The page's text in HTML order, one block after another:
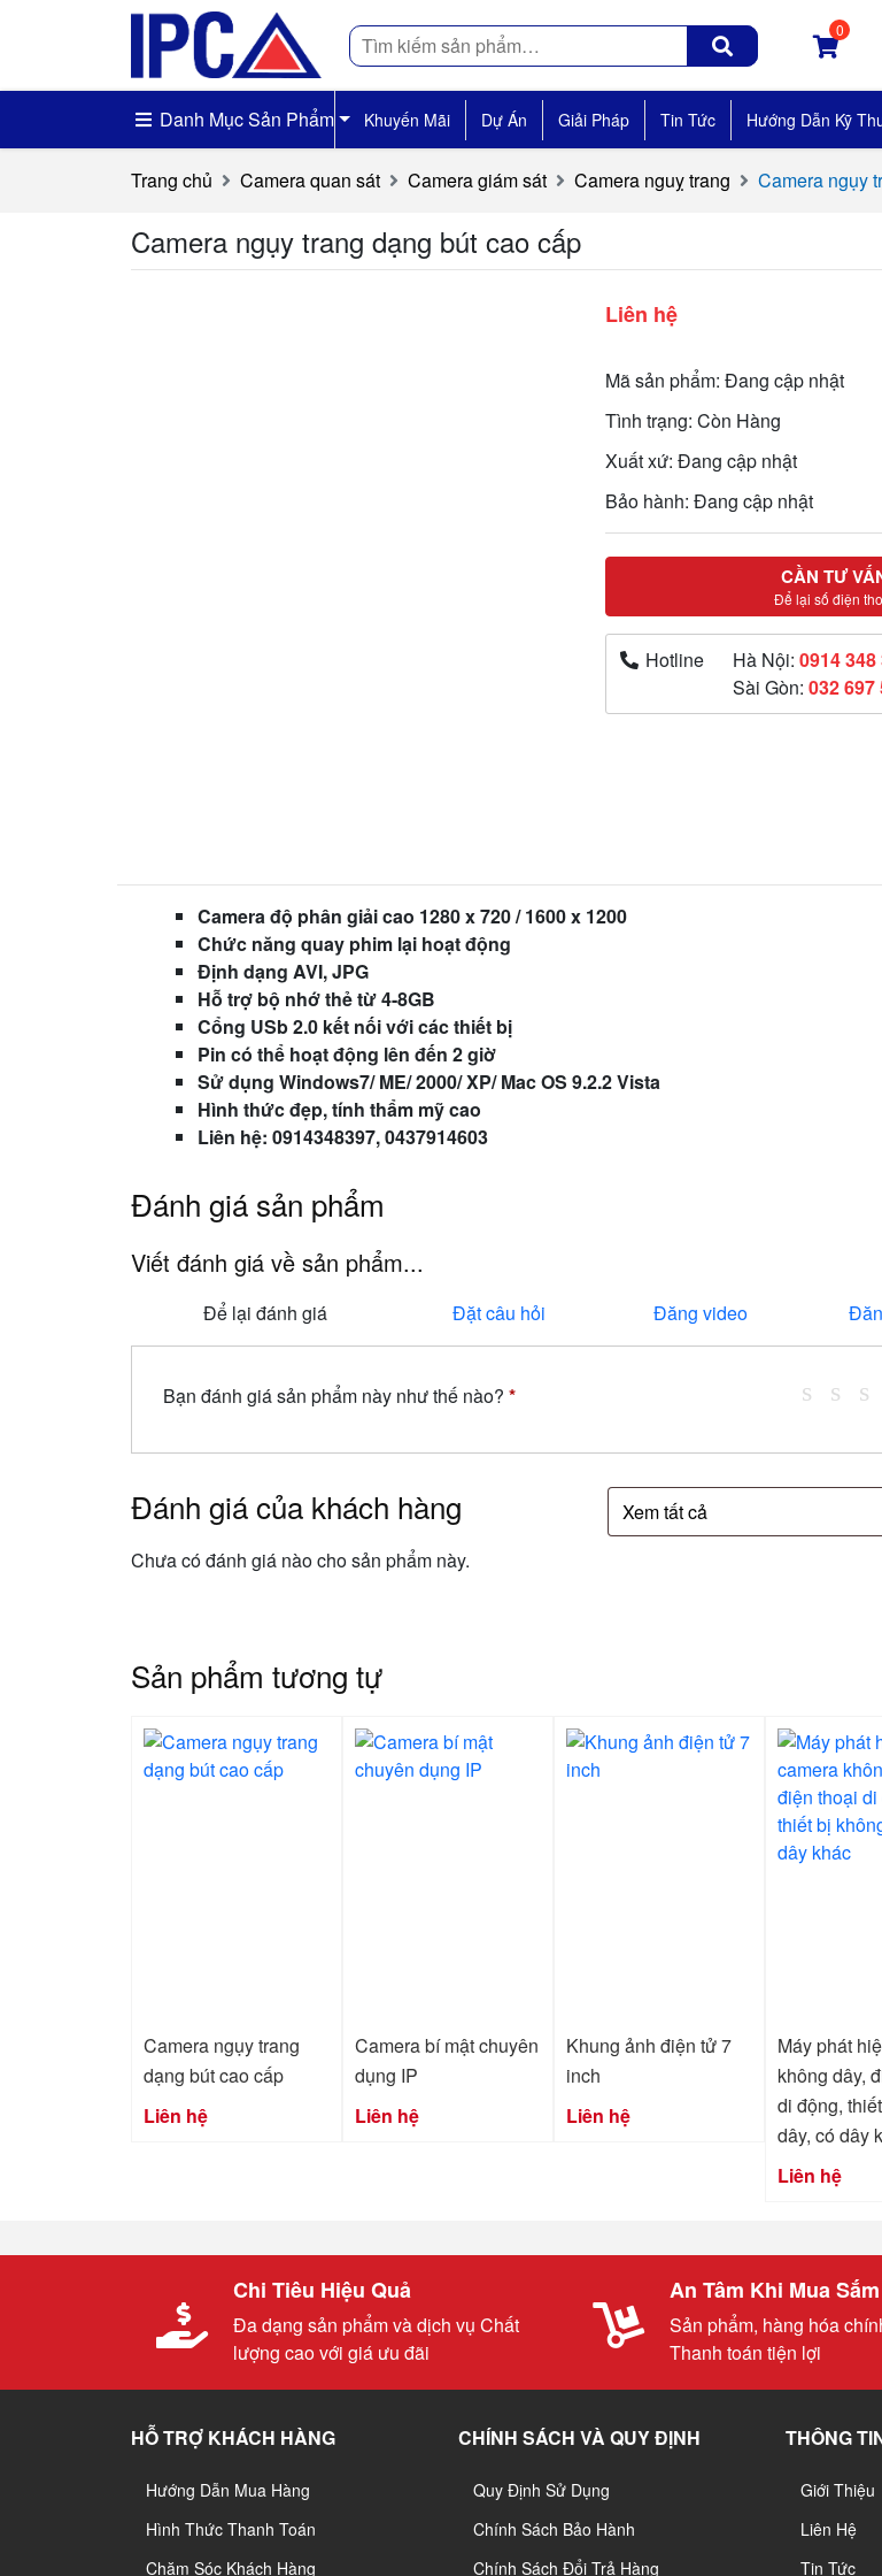
Tìm
kiếm
0
Danh Mục Sản Phẩm Khuyến Mãi Dự Án Giải Pháp Tin Tức Hướng Dẫn Kỹ
Trang chủ Camera quan sát Camera giám sát Camera nguỵ trang Camera ngụy
Camera ngụy trang dạng bút cao cấp
Liên hệ
Mã sản phẩm: Đang cập nhật
Tình trạng: Còn Hàng
Xuất xứ: Đang cập nhật
Bảo hành: Đang cập nhật
CẦN TƯ
Để lại số điện
Hotline Hà Nội:0914 348
Sài Gòn:032 697
Camera độ phân giải cao 1280 x 720 / 1600 x 1200
Chức năng quay phim lại hoạt động
Định dạng AVI, JPG
Hỗ trợ bộ nhớ thẻ từ 4-8GB
Cổng USb 2.0 kết nối với các thiết bị
Pin có thể hoạt động lên đến 2 giờ
Sử dụng Windows7/ ME/ 2000/ XP/ Mac OS 9.2.2 Vista
Hình thức đẹp, tính thẩm mỹ cao
Liên hệ: 0914348397, 0437914603
Đánh giá sản phẩm
Viết đánh giá về sản phẩm...
Để lại đánh giá Đặt câu hỏi Đăng video
Bạn đánh giá sản phẩm này như thế nào? *
Đánh giá của khách hàng
Chưa có đánh giá nào cho sản phẩm này.
Sản phẩm tương tự
Camera ngụy trang
dạng bút cao cấp
Liên hệ
Camera bí mật chuyên
dụng IP
Liên hệ
Khung ảnh điện tử 7
inch
Liên hệ
Máy phát
không dây,
di động,
dây, có dây
Liên hệ
Chi Tiêu Hiệu Quả
Đa dạng sản phẩm và dịch vụ Chất
lượng cao với giá ưu đãi
An Tâm Khi Mua Sắm
Sản phẩm, hàng hóa
Thanh toán tiện lợi
HỖ TRỢ KHÁCH HÀNG
Hướng Dẫn Mua Hàng
Hình Thức Thanh Toán
Chăm Sóc Khách Hàng
CHÍNH SÁCH VÀ QUY ĐỊNH
Quy Định Sử Dụng
Chính Sách Bảo Hành
Chính Sách Đổi Trả Hàng
THÔNG
Giới Thiệu
Liên Hệ
Tin Tức